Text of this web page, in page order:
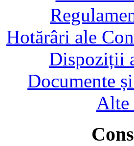
Hotărâri ale
Dispoziții
Documente
Alte